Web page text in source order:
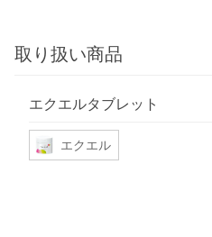
取り扱い商品
エクエルタブレット
エクエル